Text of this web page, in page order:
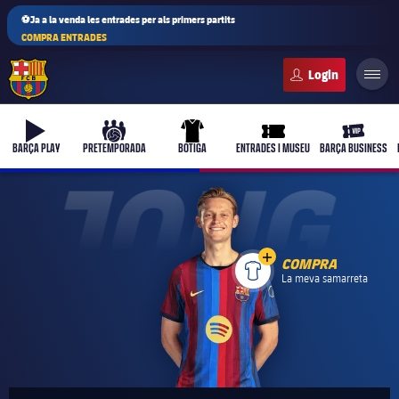
⚽Ja a la venda les entrades per als primers partits
COMPRA ENTRADES
b-play
BARÇA PLAY
culers-ball
PRETEMPORADA
uniform
BOTIGA
ticket-full
ENTRADES I MUSEU
ticket-
BARÇA BUSINESS
JONG
camisa
camisa
COMPRA
La meva samarreta